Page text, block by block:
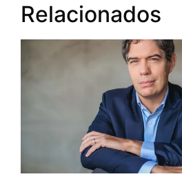
Relacionados